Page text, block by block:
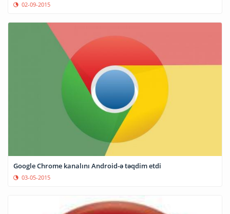
02-09-2015
Google Chrome kanalını Android-ə təqdim etdi
03-05-2015